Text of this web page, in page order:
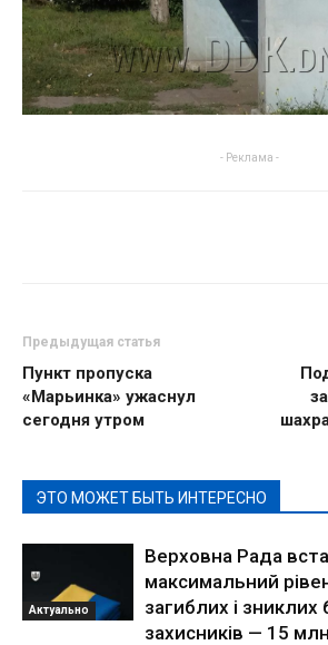
- Реклама -
Предыдущая статья
Пункт пропуска
«Марьинка» ужаснул
сегодня утром
ЭТО МОЖЕТ БЫТЬ ИНТЕРЕСНО
Актуально
Верховна Рада
максимальний
загиблих і зниклих
захисників — 15